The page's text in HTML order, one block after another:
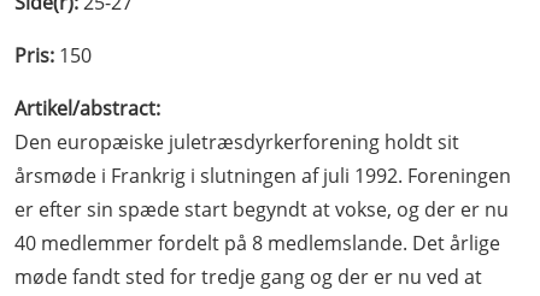
Pris: 150
Artikel/abstract:
Den europæiske juletræsdyrkerforening holdt sit
årsmøde i Frankrig i slutningen af juli 1992. Foreningen
er efter sin spæde start begyndt at vokse, og der er nu
40 medlemmer fordelt på 8 medlemslande. Det årlige
møde fandt sted for tredje gang og der er nu ved at